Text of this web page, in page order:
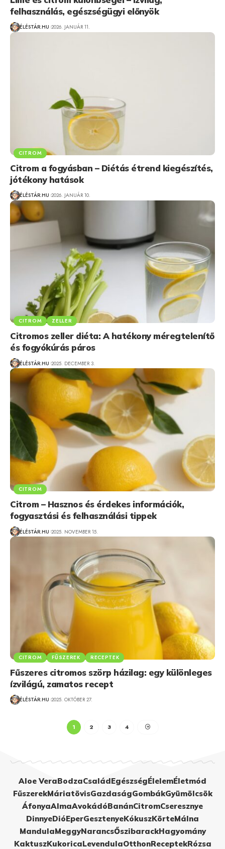
felhasználás, egészségügyi előnyök
ÉLÉSTÁR.HU 2026. JANUÁR 11.
CITROM
Citrom a fogyásban – Diétás étrend kiegészítés,
jótékony hatások
ÉLÉSTÁR.HU 2026. JANUÁR 10.
CITROM ZELLER
Citromos zeller diéta: A hatékony méregtelenítő
és fogyókúrás páros
ÉLÉSTÁR.HU 2025. DECEMBER 3.
CITROM
Citrom – Hasznos és érdekes információk,
fogyasztási és felhasználási tippek
ÉLÉSTÁR.HU 2025. NOVEMBER 15.
CITROM FŰSZEREK RECEPTEK
Fűszeres citromos szörp házilag: egy különleges
ízvilágú, zamatos recept
ÉLÉSTÁR.HU 2025. OKTÓBER 27.
1 2 3 4
Aloe VeraBodzaCsaládEgészségÉlelemÉletmód
FűszerekMáriatövisGazdaságGombákGyümölcsök
ÁfonyaAlmaAvokádóBanánCitromCseresznye
DinnyeDióEperGesztenyeKókuszKörteMálna
MandulaMeggyNarancsŐszibarackHagyomány
KaktuszKukoricaLevendulaOtthonReceptekRózsa